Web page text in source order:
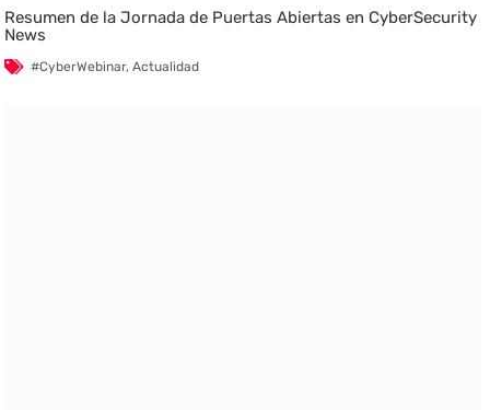
Resumen de la Jornada de Puertas Abiertas en CyberSecurity
News
#CyberWebinar,Actualidad